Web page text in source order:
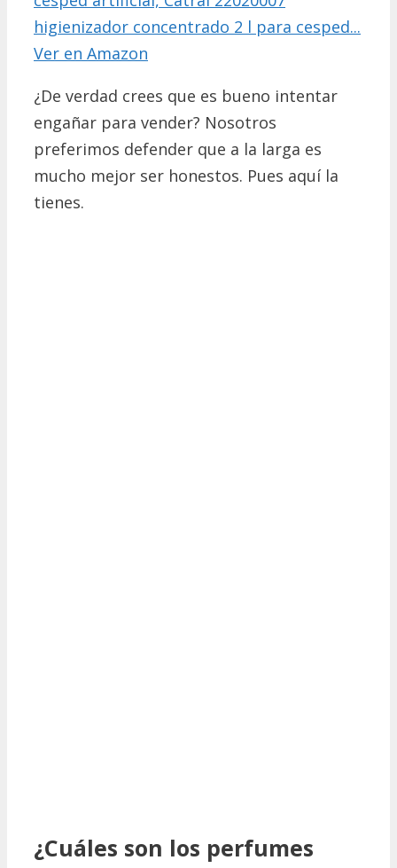
higienizador concentrado 2 l para cesped...
Ver en Amazon
¿De verdad crees que es bueno intentar
engañar para vender? Nosotros
preferimos defender que a la larga es
mucho mejor ser honestos. Pues aquí la
tienes.
¿Cuáles son los perfumes